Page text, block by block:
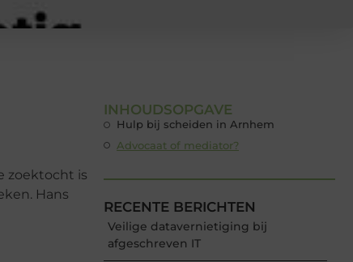
zoektocht is
Hans
INHOUDSOPGAVE
Hulp bij scheiden in Arnhem
Advocaat of mediator?
RECENTE BERICHTEN
Veilige datavernietiging bij
afgeschreven IT